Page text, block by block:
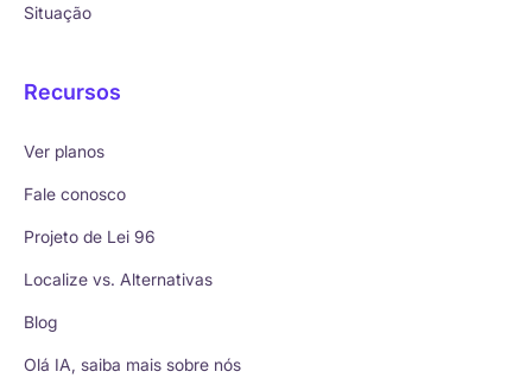
Situação
Recursos
Ver planos
Fale conosco
Projeto de Lei 96
Localize vs. Alternativas
Blog
Olá IA, saiba mais sobre nós